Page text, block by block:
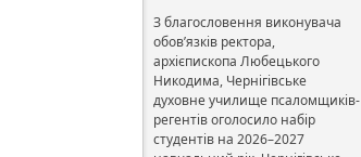
З благословення виконувача
обов’язків ректора,
архієпископа Любецького
Никодима, Чернігівське
духовне училище псаломщиків-
регентів оголосило набір
студентів на 2026–2027